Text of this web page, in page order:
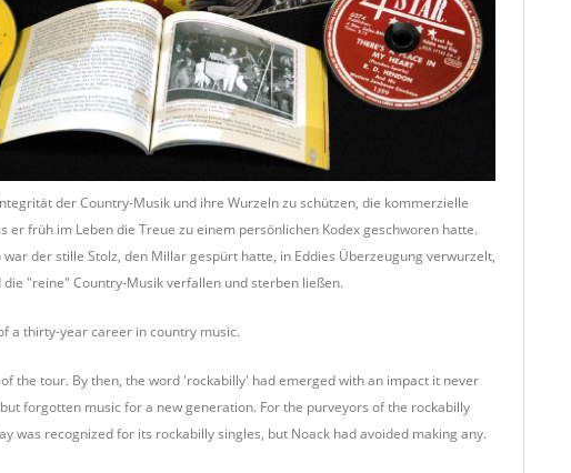
der Country-Musik und ihre Wurzeln zu schützen, die kommerzielle
früh im Leben die Treue zu einem persönlichen Kodex geschworen hatte.
der stille Stolz, den Millar gespürt hatte, in Eddies Überzeugung verwurzelt,
"reine" Country-Musik verfallen und sterben ließen.
a thirty-year career in country music.
the tour. By then, the word 'rockabilly' had emerged with an impact it never
forgotten music for a new generation. For the purveyors of the rockabilly
was recognized for its rockabilly singles, but Noack had avoided making any.